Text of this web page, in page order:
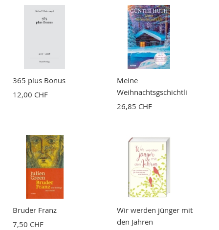
365 plus Bonus
12,00 CHF
Meine
Weihnachtsgschichtli
26,85 CHF
Bruder Franz
7,50 CHF
Wir werden jünger mit
den Jahren